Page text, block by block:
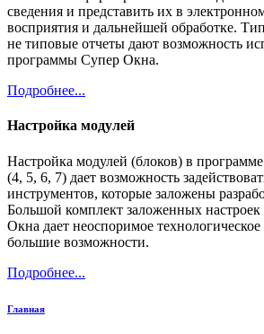
сведения и представить их в
восприятия и дальнейшей обработке.
не типовые отчеты дают возможность
программы Супер Окна.
Подробнее...
Настройка модулей
Настройка модулей (блоков) в
(4, 5, 6, 7) дает возможность
инструментов, которые заложены
Большой комплект заложенных
Окна дает неоспоримое
большие возможности.
Подробнее...
Главная